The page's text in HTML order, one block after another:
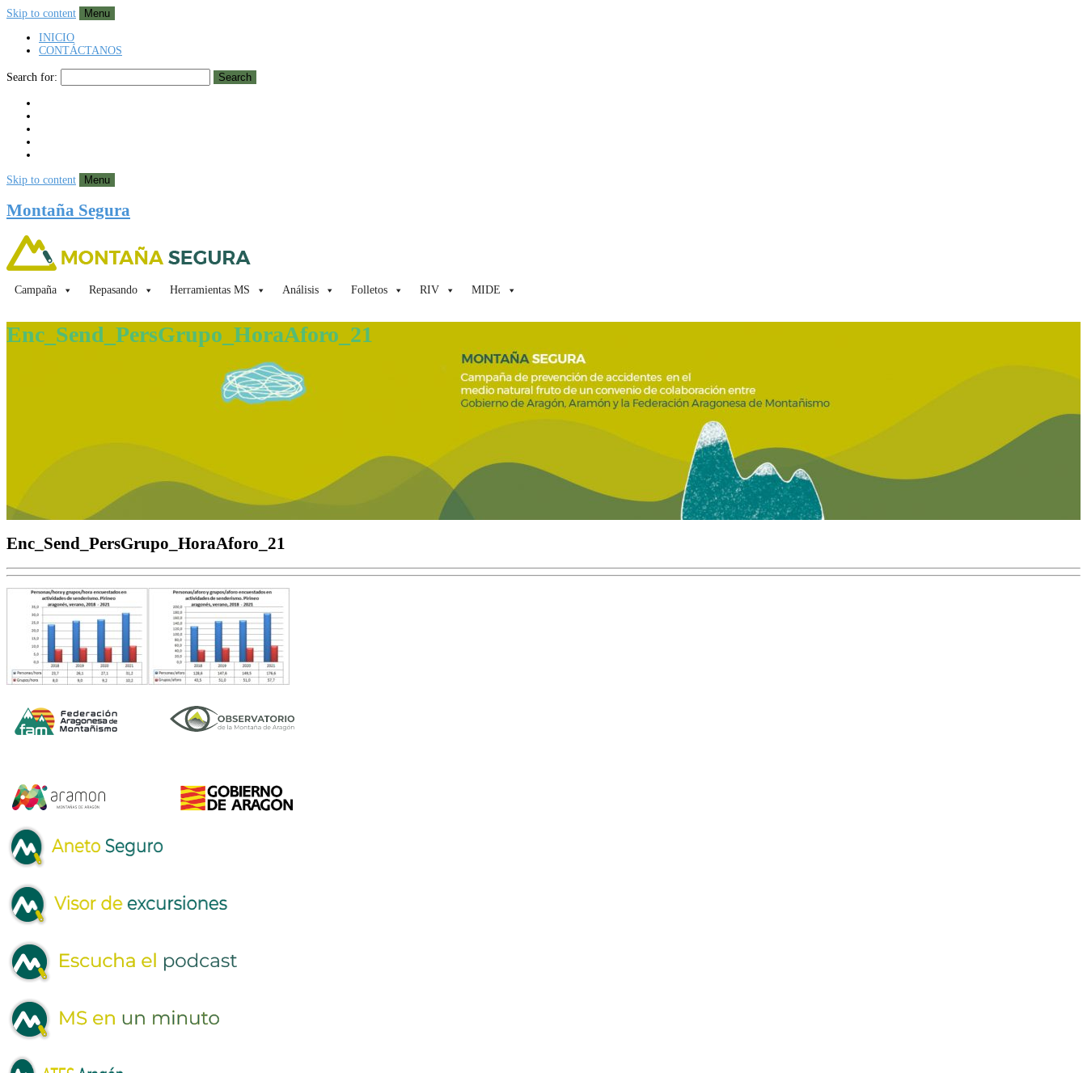
Skip to content
Menu
INICIO
CONTÁCTANOS
Search for: Search
Skip to content Menu
Montaña Segura
Campaña Repasando Herramientas MS Análisis Folletos RIV MIDE
Enc_Send_PersGrupo_HoraAforo_21
Enc_Send_PersGrupo_HoraAforo_21